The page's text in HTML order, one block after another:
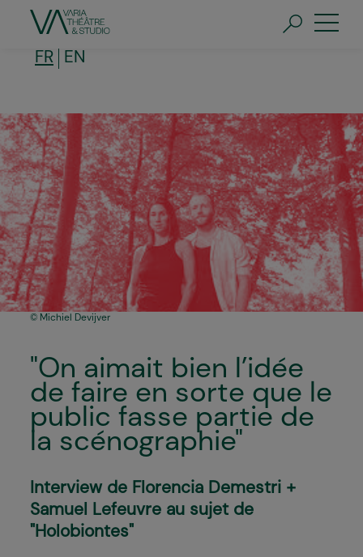
contenu
FR EN
Michiel Devijver
"On aimait bien l’idée
de faire en sorte que le
public fasse partie de
la scénographie"
Interview de Florencia Demestri +
Samuel Lefeuvre au sujet de
"Holobiontes"